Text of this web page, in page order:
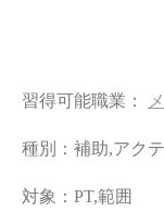
習得可能職業：
種別：補助,アク
対象：PT,範囲